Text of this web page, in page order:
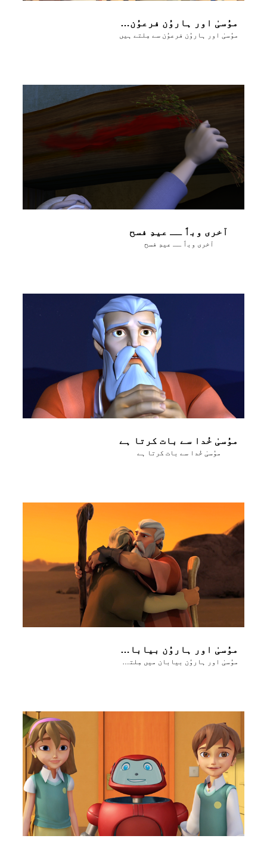
موُسیٰ اور ہاروُن فرعوُن سے مِلتے ہیں
موُسیٰ اور ہاروُن فرعوُن سے مِلتے ہیں
آخری وبٲ ــ عیدِ فسح
آخری وبٲ ــ عیدِ فسح
موُسیٰ خُدا سے بات کرتا ہے
موُسیٰ خُدا سے بات کرتا ہے
موُسیٰ اور ہاروُن بیابان میں مِلتے ہیں
موُسیٰ اور ہاروُن بیابان میں مِلتے ہیں